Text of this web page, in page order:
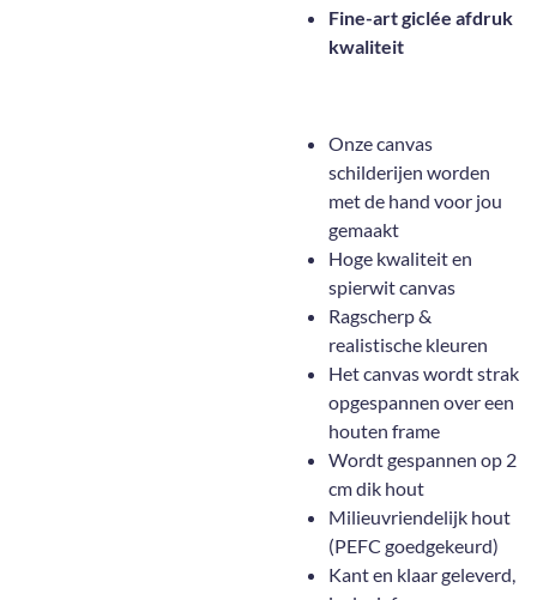
Fine-art giclée afdruk
kwaliteit
Onze canvas
schilderijen worden
met de hand voor jou
gemaakt
Hoge kwaliteit en
spierwit canvas
Ragscherp &
realistische kleuren
Het canvas wordt strak
opgespannen over een
houten frame
Wordt gespannen op 2
cm dik hout
Milieuvriendelijk hout
(PEFC goedgekeurd)
Kant en klaar geleverd,